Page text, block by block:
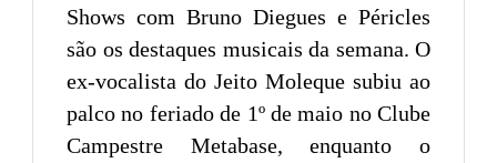
Shows com Bruno Diegues e Péricles
são os destaques musicais da semana. O
ex-vocalista do Jeito Moleque subiu ao
palco no feriado de 1º de maio no Clube
Campestre Metabase, enquanto o